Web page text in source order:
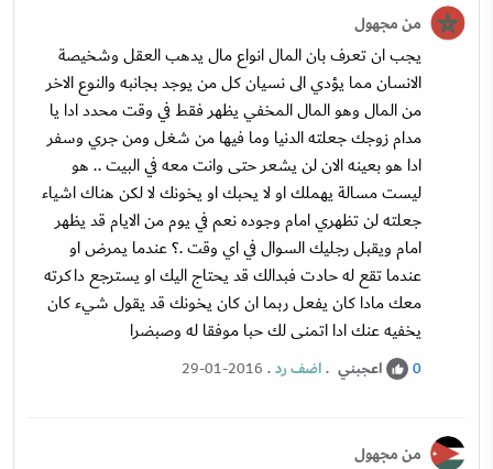
من مجهول
يجب ان تعرف بان المال انواع مال يدهب العقل وشخيصة
الانسان مما يؤدي الى نسيان كل من يوجد بجانبه والنوع الاخر
من المال وهو المال المخفي يظهر فقط في وقت محدد ادا يا
مدام زوجك جعلته الدنيا وما فيها من شغل ومن جري وسفر
ادا هو بعينه الان لن يشعر حتى وانت معه في البيت .. هو
ليست مسالة يهملك او لا يحبك او يخونك لا لكن هناك اشياء
جعلته لن تظهري امام وجوده نعم في يوم من الايام قد يظهر
امام ويقبل رجليك السوال في اي وقت .؟ عندما يمرض او
عندما تقع له حادت فبدالك قد يحتاج اليك او يسترجع داكرته
معك مادا كان يفعل ربما ان كان يخونك قد يقول شيء كان
يخفيه عنك ادا اتمنى لك حبا موفقا له وصبضرا
0 اعجبني .اضف رد.
29-01-2016
من مجهول